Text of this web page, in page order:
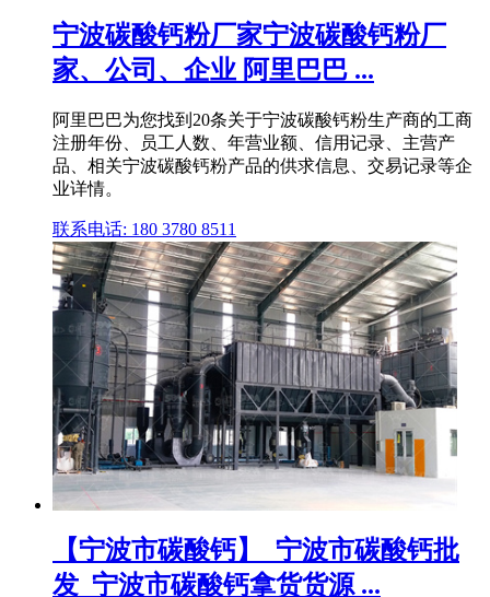
宁波碳酸钙粉厂家宁波碳酸钙粉厂
家、公司、企业 阿里巴巴 ...
阿里巴巴为您找到20条关于宁波碳酸钙粉生产商的工商
注册年份、员工人数、年营业额、信用记录、主营产
品、相关宁波碳酸钙粉产品的供求信息、交易记录等企
业详情。
联系电话: 180 3780 8511
【宁波市碳酸钙】_宁波市碳酸钙批
发_宁波市碳酸钙拿货货源 ...